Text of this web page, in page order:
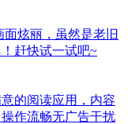
炫丽，虽然是老旧
赶快试一试吧~
的阅读应用，内容
作流畅无广告干扰